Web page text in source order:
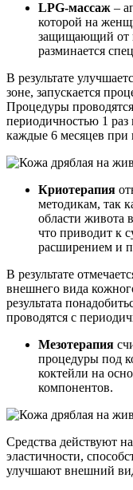
LPG-массаж –
которой на
защищающий от
разминается
В результате
зоне, запускается
Процедуры
периодичностью 1
каждые 6 месяцев при
Криотерапия
методикам, так
области живота
что приводит к
расширением и
В результате
внешнего вида
результата
проводятся с
Мезотерапия
процедуры под
коктейли на
компонентов.
Средства действуют
эластичности,
улучшают внешний